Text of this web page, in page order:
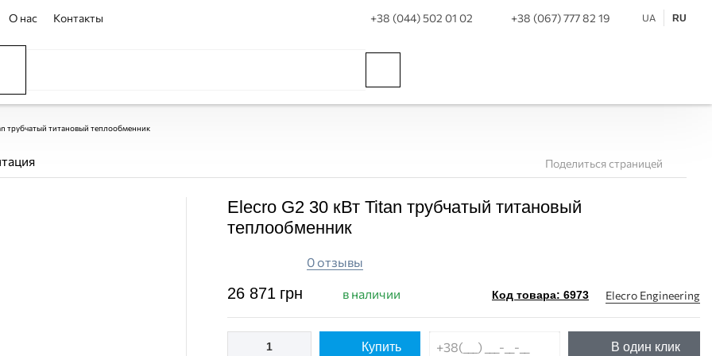
О нас Контакты +38 (044) 502 01 02 +38 (067) 777 82 19 UA RU
трубчатый титановый теплообменник
Поделиться страницей
Elecro G2 30 кВт Titan трубчатый титановый
теплообменник
0 отзывы
26 871 грн в наличии Код товара: 6973 Elecro Engineering
Купить В один клик